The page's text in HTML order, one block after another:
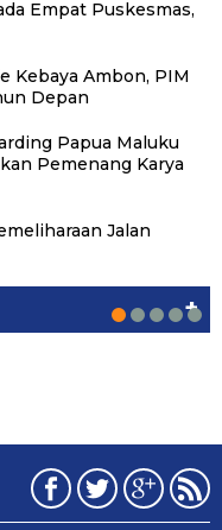
Empat Puskesmas,
Kebaya Ambon, PIM
Depan
Papua Maluku
Pemenang Karya
Jalan
+
Mulai
Hukum ESDM,
Warga
Legislatif